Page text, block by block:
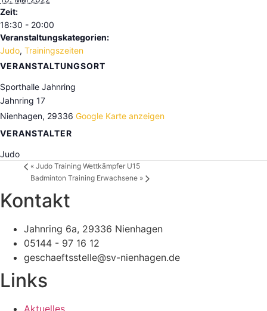
Zeit:
18:30 - 20:00
Veranstaltungskategorien:
Judo, Trainingszeiten
VERANSTALTUNGSORT
Sporthalle Jahnring
Jahnring 17
Nienhagen, 29336 Google Karte anzeigen
VERANSTALTER
Judo
« Judo Training Wettkämpfer U15
Badminton Training Erwachsene »
Kontakt
Jahnring 6a, 29336 Nienhagen
05144 - 97 16 12
geschaeftsstelle@sv-nienhagen.de
Links
Aktuelles